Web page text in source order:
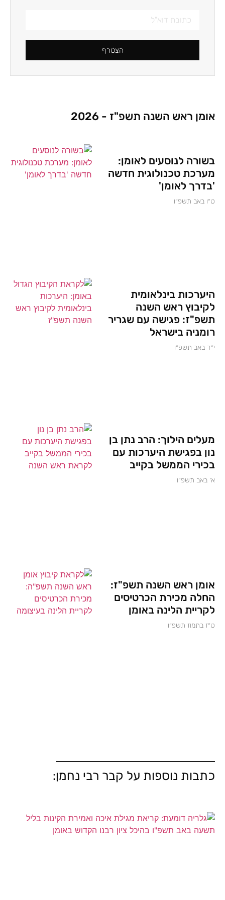
הצטרף
אומן ראש השנה תשפ"ז - 2026
בשורה לנוסעים לאומן:
מערכת טכנולוגית חדשה
'בדרך לאומן'
ט״ו באב תשפ״ו
היערכות בינלאומית
לקיבוץ ראש השנה
תשפ"ז: פגישה עם שגריר
רומניה בישראל
י״ד באב תשפ״ו
מעלים הילוך: הרב נתן בן
נון בפגישת היערכות עם
בכירי הממשל בקייב
א׳ באב תשפ״ו
אומן ראש השנה תשפ"ז:
החלה מכירת הכרטיסים
לקריית הלינה באומן
ט״ז בתמוז תשפ״ו
כתבות נוספות על קבר רבי נחמן: